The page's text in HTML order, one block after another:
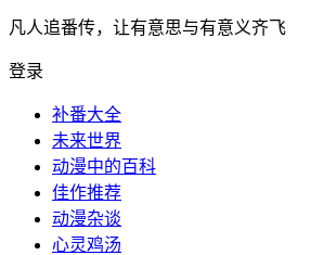
凡人追番传，让有意思与有意义齐飞
登录
补番大全
未来世界
动漫中的百科
佳作推荐
动漫杂谈
心灵鸡汤